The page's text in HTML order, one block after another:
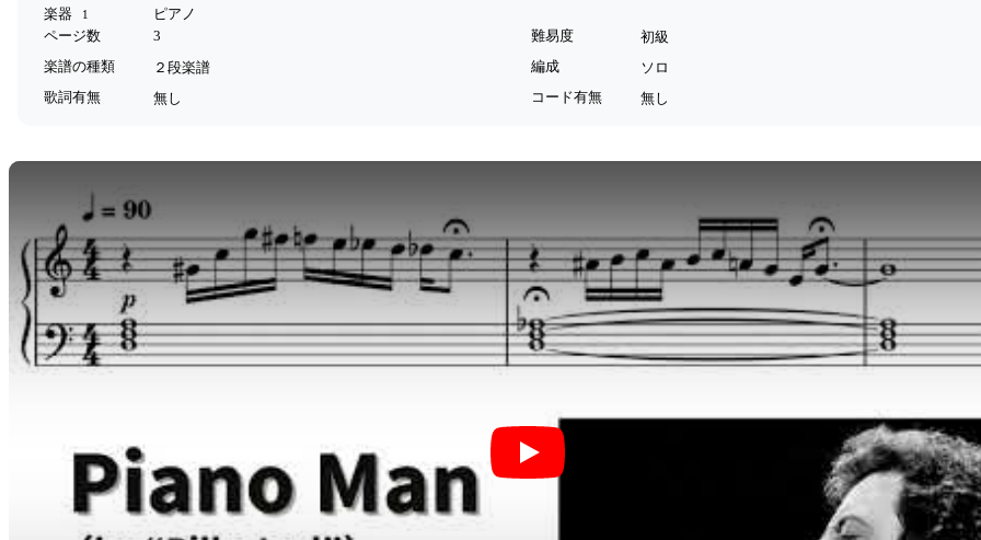
Piano Man (簡単楽譜) - Billy Joel
楽器 1
ピアノ
ページ数
3 難易度
初級
楽譜の種類
２段楽譜 編成
ソロ
歌詞有無
無し コード有無 無し